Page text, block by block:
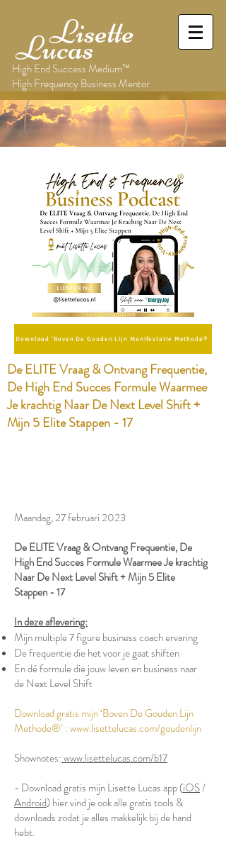
Lisette
Lucas
High End Success Medium™
High Frequency Business Mentor
Download 'Boven De Gouden Lijn Manifestatie Methode®
De ELITE Vraag & Ontvang Frequentie,
De High End Succes Formule Waarmee
Je krachtig Naar De Next Level Shift +
Mijn 5 Elite Stappen - 17
Maandag, 27 februari 2023
De ELITE Vraag & Ontvang Frequentie, De
High End Succes Formule Waarmee Je krachtig
Naar De Next Level Shift + Mijn 5 Elite
Stappen - 17
In deze aflevering:
Mijn multiple 7 figure business coach ervaring
De frequentie die het voor je gaat shiften
En dé formule die jouw leven en business naar
de Next Level Shift​
Download gratis mijn ‘Boven De Gouden Lijn
Methode®’ :www.lisettelucas.com/goudenlijn
Shownotes:www.lisettelucas.com/b17
- Download gratis mijn Lisette Lucas app (iOS/
Android) hier vind je ook alle gratis tools &
downloads zodat je alles makkelijk bij de hand
hebt.